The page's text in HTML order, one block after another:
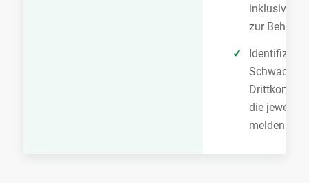
inklusive
zur
Identifizierte
die
melden